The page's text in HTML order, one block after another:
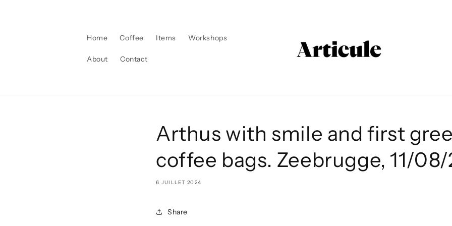
Home Coffee Items Workshops
About Contact
i
Arthus with smile and first
coffee bags. Zeebrugge, 11/
6 JUILLET 2024
Share